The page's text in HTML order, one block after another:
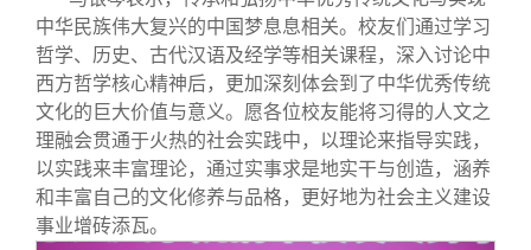
中华民族伟大复兴的中国梦息息相关。校友们通过学习
哲学、历史、古代汉语及经学等相关课程，深入讨论中
西方哲学核心精神后，更加深刻体会到了中华优秀传统
文化的巨大价值与意义。愿各位校友能将习得的人文之
理融会贯通于火热的社会实践中，以理论来指导实践，
以实践来丰富理论，通过实事求是地实干与创造，涵养
和丰富自己的文化修养与品格，更好地为社会主义建设
事业增砖添瓦。